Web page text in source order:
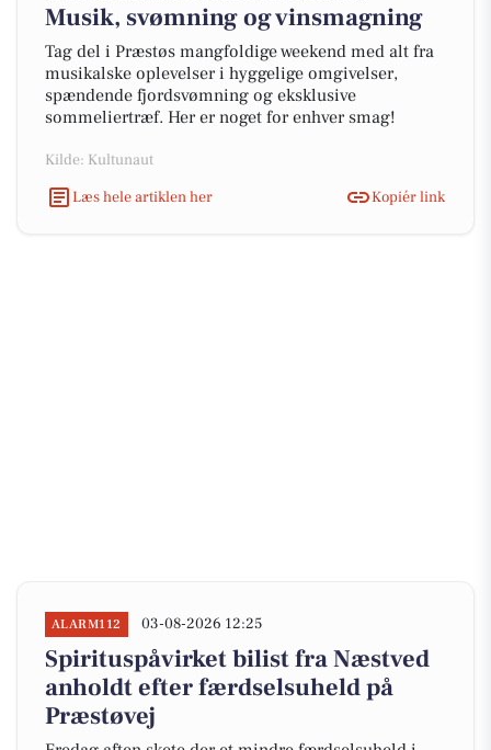
Musik, svømning og vinsmagning
Tag del i Præstøs mangfoldige weekend med alt fra
musikalske oplevelser i hyggelige omgivelser,
spændende fjordsvømning og eksklusive
sommeliertræf. Her er noget for enhver smag!
Kilde: Kultunaut
Læs hele artiklen her
Kopiér link
ALARM112 03-08-2026 12:25
Spirituspåvirket bilist fra Næstved
anholdt efter færdselsuheld på
Præstøvej